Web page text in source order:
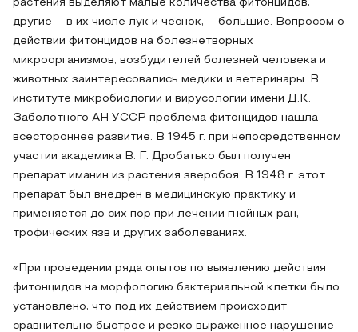
растения выделяют малые количества фитонцидов,
другие – в их числе лук и чеснок, – большие. Вопросом о
действии фитонцидов на болезнетворных
микроорганизмов, возбудителей болезней человека и
животных заинтересовались медики и ветеринары. В
институте микробиологии и вирусологии имени Д.К.
Заболотного АН УССР проблема фитонцидов нашла
всестороннее развитие. В 1945 г. при непосредственном
участии академика В. Г. Дробатько был получен
препарат иманин из растения зверобоя. В 1948 г. этот
препарат был внедрен в медицинскую практику и
применяется до сих пор при лечении гнойных ран,
трофических язв и других заболеваниях.
«При проведении ряда опытов по выявлению действия
фитонцидов на морфологию бактериальной клетки было
установлено, что под их действием происходит
сравнительно быстрое и резко выраженное нарушение